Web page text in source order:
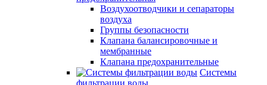
Воздухоотводчики и сепараторы
воздуха
Группы безопасности
Клапана балансировочные и
мембранные
Клапана предохранительные
Системы
фильтрации воды